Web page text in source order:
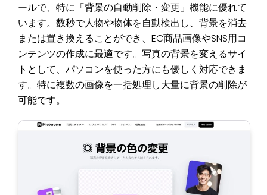
ールで、特に「背景の自動削除・変更」機能に優れて
います。数秒で人物や物体を自動検出し、背景を消去
または置き換えることができ、EC商品画像やSNS用コ
ンテンツの作成に最適です。写真の背景を変えるサイ
トとして、パソコンを使った方にも優しく対応できま
す。特に複数の画像を一括処理し大量に背景の削除が
可能です。